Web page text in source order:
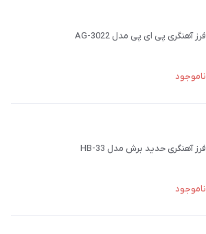
فرز آهنگری پی ای پی مدل AG-3022
ناموجود
فرز آهنگری حدید برش مدل HB-33
ناموجود